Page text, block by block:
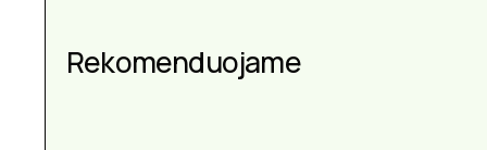
Rekomenduojame
Aksesuarai kiekvienai
progai